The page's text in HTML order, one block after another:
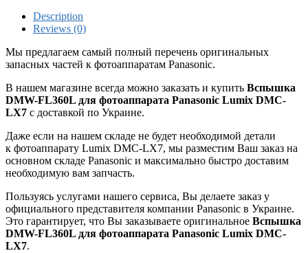
Description
Reviews (0)
Мы предлагаем самый полный перечень оригинальных
запасных частей к фотоаппаратам Panasonic.
В нашем магазине всегда можно заказать и купить Вспышка
DMW-FL360L для фотоаппарата Panasonic Lumix DMC-
LX7 с доставкой по Украине.
Даже если на нашем складе не будет необходимой детали
к фотоаппарату Lumix DMC-LX7, мы разместим Ваш заказ на
основном складе Panasonic и максимально быстро доставим
необходимую вам запчасть.
Пользуясь услугами нашего сервиса, Вы делаете заказ у
официального представителя компании Panasonic в Украине.
Это гарантирует, что Вы заказываете оригинальное Вспышка
DMW-FL360L для фотоаппарата Panasonic Lumix DMC-
LX7.